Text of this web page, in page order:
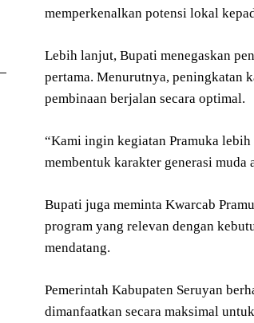
memperkenalkan potensi lokal
Lebih lanjut, Bupati menegaskan
pertama. Menurutnya, peningkatan
pembinaan berjalan secara optimal.
“Kami ingin kegiatan Pramuka
membentuk karakter generasi
Bupati juga meminta Kwarcab
program yang relevan dengan
mendatang.
Pemerintah Kabupaten Seruyan
dimanfaatkan secara maksimal